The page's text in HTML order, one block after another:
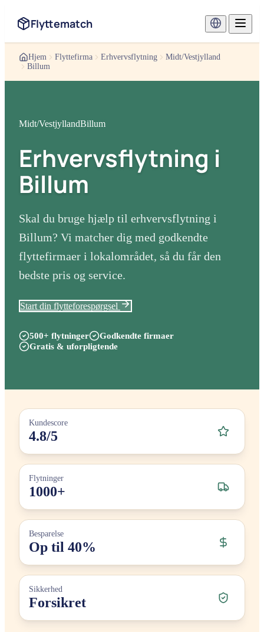
Flyttematch
Hjem Flyttefirma Erhvervsflytning
Midt/Vestjylland
Billum
Midt/VestjyllandBillum
Erhvervsflytning i
Billum
Skal du bruge hjælp til erhvervsflytning i
Billum? Vi matcher dig med godkendte
flyttefirmaer i lokalområdet, så du får den
bedste pris og service.
Start din flytteforespørgsel
500+ flytninger
Godkendte firmaer
Gratis & uforpligtende
Kundescore
4.8/5
Flytninger
1000+
Besparelse
Op til 40%
Sikkerhed
Forsikret